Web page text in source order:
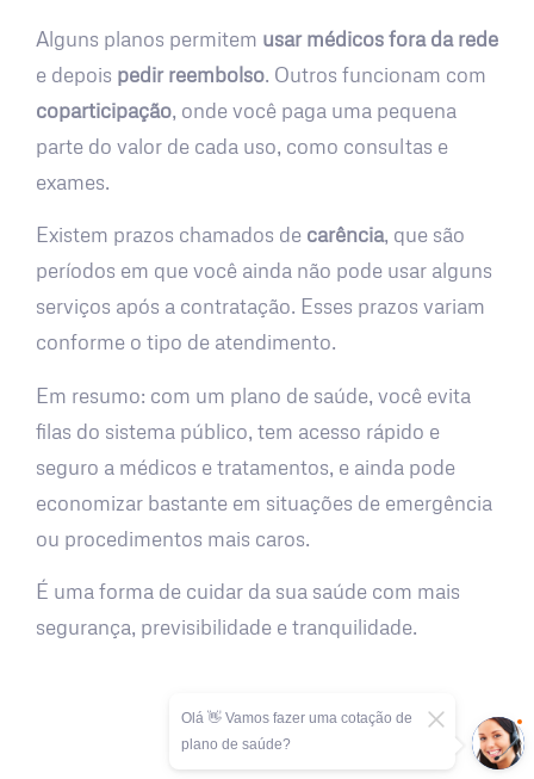
Alguns planos permitem usar médicos fora da rede
e depois pedir reembolso. Outros funcionam com
coparticipação, onde você paga uma pequena
parte do valor de cada uso, como consultas e
exames.
Existem prazos chamados de carência, que são
períodos em que você ainda não pode usar alguns
serviços após a contratação. Esses prazos variam
conforme o tipo de atendimento.
Em resumo: com um plano de saúde, você evita
filas do sistema público, tem acesso rápido e
seguro a médicos e tratamentos, e ainda pode
economizar bastante em situações de emergência
ou procedimentos mais caros.
É uma forma de cuidar da sua saúde com mais
segurança, previsibilidade e tranquilidade.
Olá 👋 Vamos fazer uma cotação de
plano de saúde?